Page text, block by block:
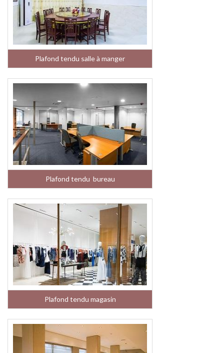
Plafond tendu salle à manger
Plafond tendu bureau
Plafond tendu magasin